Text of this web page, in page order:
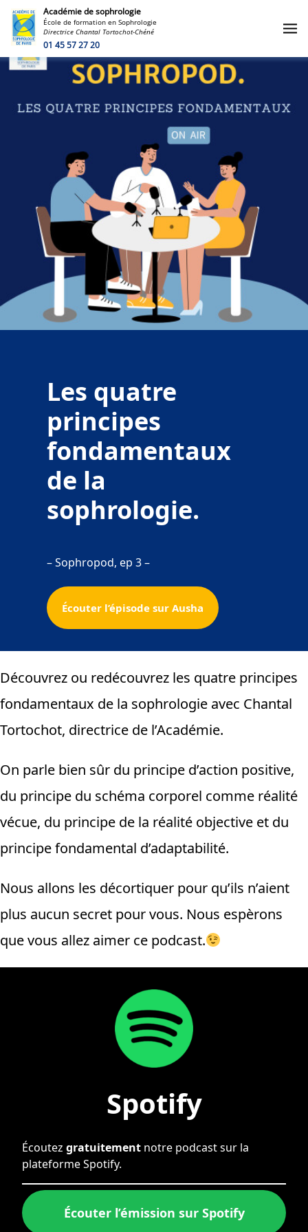
Académie de sophrologie
École de formation en Sophrologie
Directrice Chantal Tortochot-Chéné
01 45 57 27 20
Les quatre
principes
fondamentaux
de la
sophrologie.
– Sophropod, ep 3 –
Écouter l’épisode sur Ausha
Découvrez ou redécouvrez les quatre principes
fondamentaux de la sophrologie avec Chantal
Tortochot, directrice de l’Académie.
On parle bien sûr du principe d’action positive,
du principe du schéma corporel comme réalité
vécue, du principe de la réalité objective et du
principe fondamental d’adaptabilité.
Nous allons les décortiquer pour qu’ils n’aient
plus aucun secret pour vous. Nous espèrons
que vous allez aimer ce podcast.
Spotify
Écoutez gratuitement notre podcast sur la
plateforme Spotify.
Écouter l’émission sur Spotify